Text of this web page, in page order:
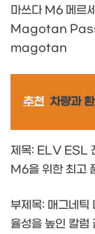
마쓰다 M6 메르
Magotan
magotan
추천 차량과
제목: ELV ESL
M6을 위한 최고
부제목: 매그네틱
율성을 높인 칼럼